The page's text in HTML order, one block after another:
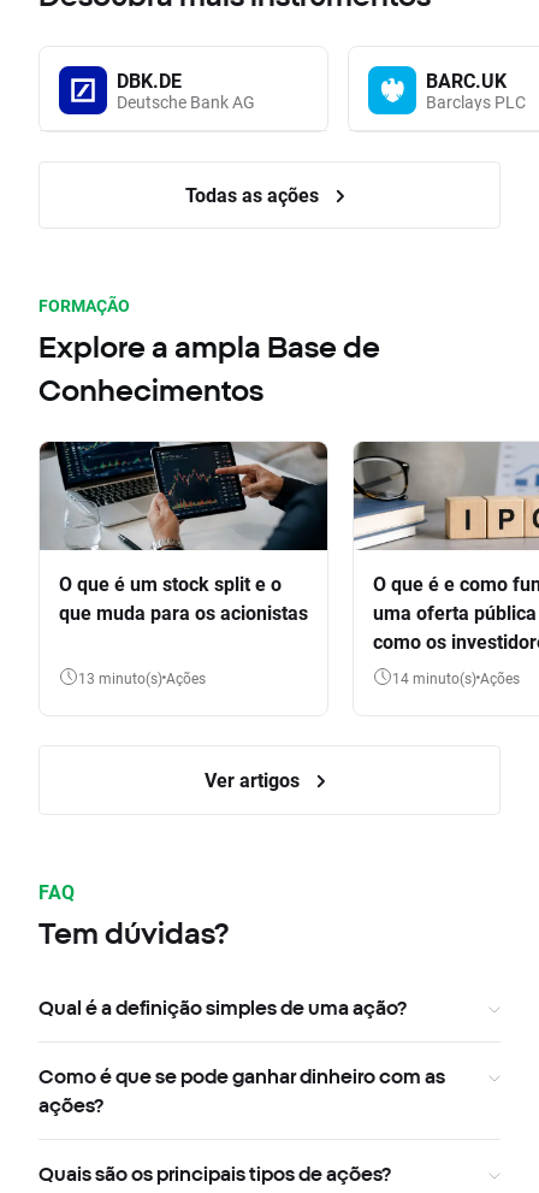
DBK.DE
Deutsche Bank AG
BARC.UK
Barclays PLC
Todas as ações
FORMAÇÃO
Explore a ampla Base de
Conhecimentos
O que é um stock split e o
que muda para os acionistas
13 minuto(s) Ações
O que é e como
uma oferta
como os
participar
14 minuto(s) Ações
Ver artigos
FAQ
Tem dúvidas?
Qual é a definição simples de uma ação?
Como é que se pode ganhar dinheiro com as
ações?
Quais são os principais tipos de ações?